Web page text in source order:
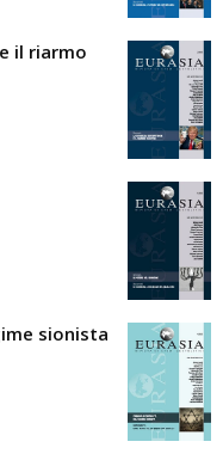
il riarmo
sionista